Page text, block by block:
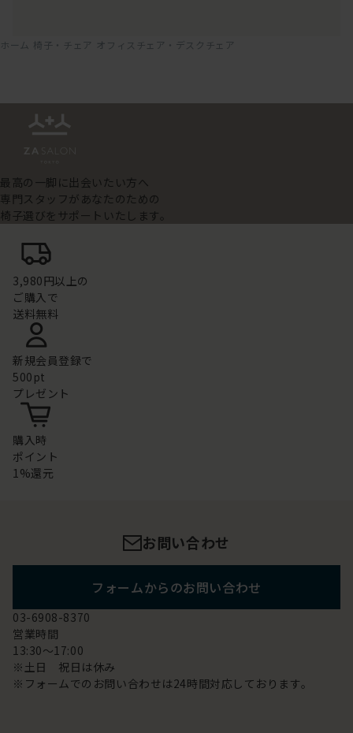
ホーム 椅子・チェア オフィスチェア・デスクチェア
最高の一脚に出会いたい方へ
専門スタッフがあなたのための
椅子選びをサポートいたします。
3,980円以上の
ご購入で
送料無料
新規会員登録で
500pt
プレゼント
購入時
ポイント
1%還元
お問い合わせ
フォームからのお問い合わせ
03-6908-8370
営業時間
13:30～17:00
※土日 祝日は休み
※フォームでのお問い合わせは24時間対応しております。